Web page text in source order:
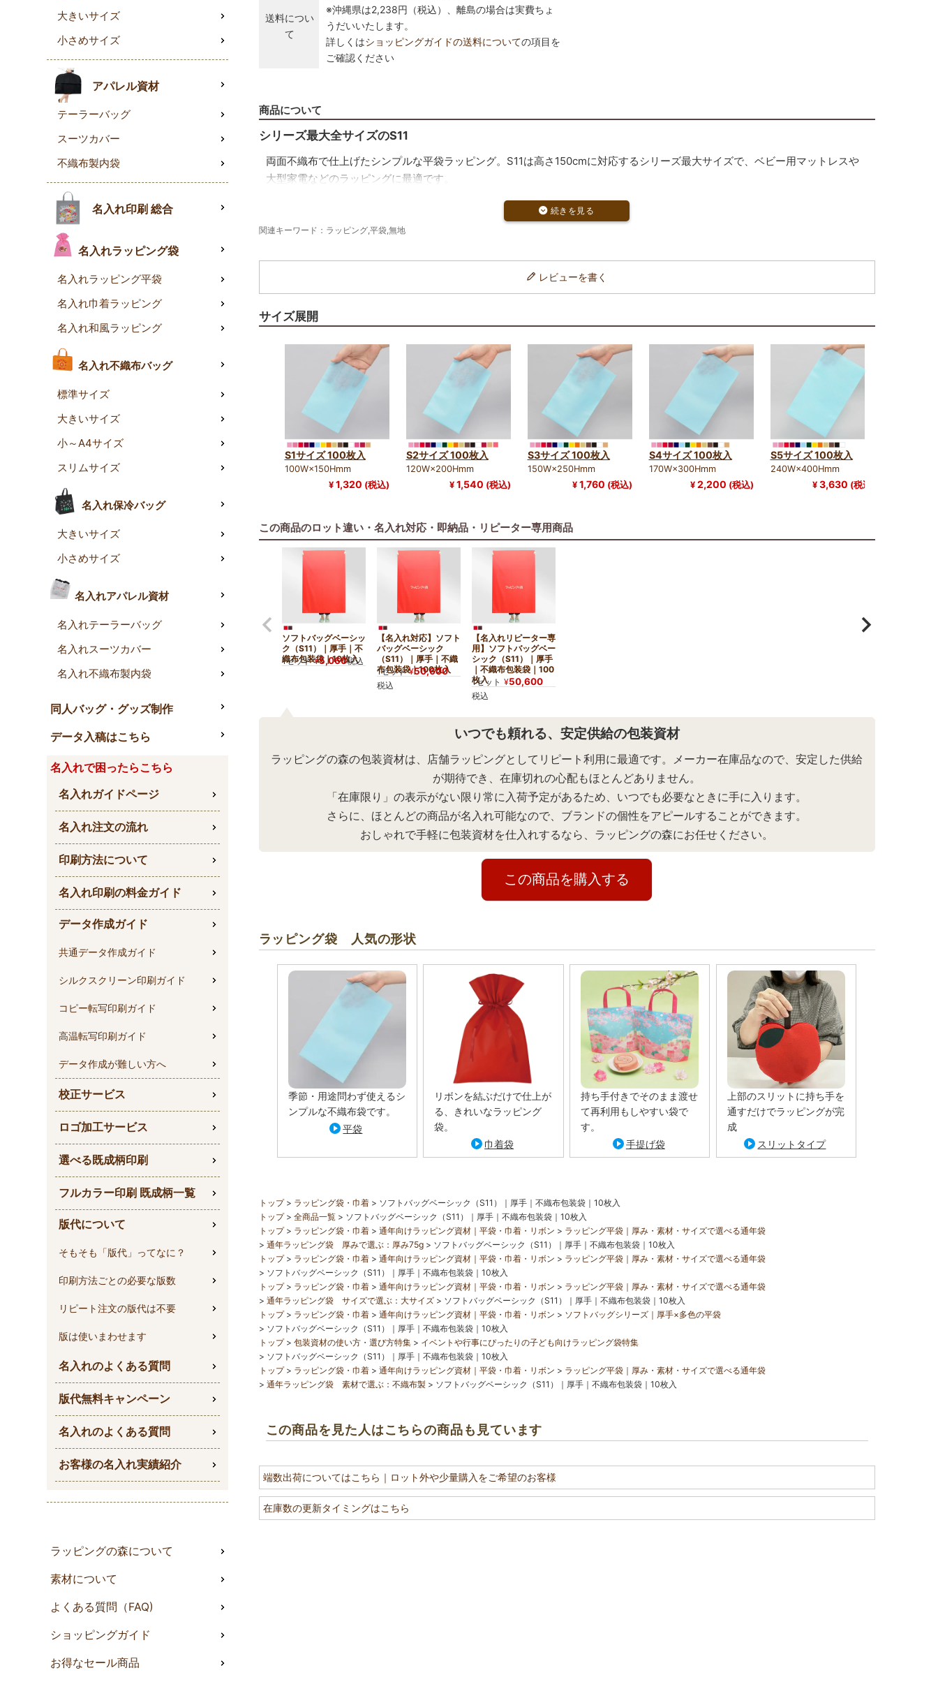
大きいサイズ
小さめサイズ
アパレル資材
テーラーバッグ
スーツカバー
不織布製内袋
名入れ印刷 総合
名入れラッピング袋
名入れラッピング平袋
名入れ巾着ラッピング
名入れ和風ラッピング
名入れ不織布バッグ
標準サイズ
大きいサイズ
小～A4サイズ
スリムサイズ
名入れ保冷バッグ
大きいサイズ
小さめサイズ
名入れアパレル資材
名入れテーラーバッグ
名入れスーツカバー
名入れ不織布製内袋
同人バッグ・グッズ制作
データ入稿はこちら
名入れで困ったらこちら
名入れガイドページ
名入れ注文の流れ
印刷方法について
名入れ印刷の料金ガイド
データ作成ガイド
共通データ作成ガイド
シルクスクリーン印刷ガイド
コピー転写印刷ガイド
高温転写印刷ガイド
データ作成が難しい方へ
校正サービス
ロゴ加工サービス
選べる既成柄印刷
フルカラー印刷 既成柄一覧
版代について
そもそも「版代」ってなに？
印刷方法ごとの必要な版数
リピート注文の版代は不要
版は使いまわせます
名入れのよくある質問
版代無料キャンペーン
名入れのよくある質問
お客様の名入れ実績紹介
ラッピングの森について
素材について
よくある質問（FAQ)
ショッピングガイド
お得なセール商品
送料につい
て
※沖縄県は2,238円（税込）、離島の場合は実費ちょ
うだいいたします。
詳しくはショッピングガイドの送料についての項目を
ご確認ください
商品について
シリーズ最大全サイズのS11
両面不織布で仕上げたシンプルな平袋ラッピング。S11は高さ150cmに対応するシリーズ最大サイズで、ベビー用マットレスや
大型家電などのラッピングに最適です。
丈夫で高級感のある厚手不織布を使用。大きなサイズでも安心して使える強度があり、日本製ならではの信頼感で大切なギフト
カットリボンやループタイで簡単にアレンジ可能。さらにブランド名やロゴを印刷すれば、オリジナル感のある販促アイテムと
しても活用できます。
関連キーワード：ラッピング,平袋,無地
レビューを書く
サイズ展開
S1サイズ 100枚入
100W×150Hmm
¥ 1,320 (税込)
S2サイズ 100枚入
120W×200Hmm
¥ 1,540 (税込)
S3サイズ 100枚入
150W×250Hmm
¥ 1,760 (税込)
S4サイズ 100枚入
170W×300Hmm
¥ 2,200 (税込)
S5サイズ 100枚入
240W×400Hmm
¥ 3,630 (税込)
この商品のロット違い・名入れ対応・即納品・リピーター専用商品
ソフトバッグベーシッ
ク（S11）｜厚手｜不
織布包装袋｜10枚入
1セット ¥5,060税込
【名入れ対応】ソフト
バッグベーシック
（S11）｜厚手｜不織
布包装袋｜100枚入
1セット ¥50,600
税込
【名入れリピーター専
用】ソフトバッグベー
シック（S11）｜厚手
｜不織布包装袋｜100
枚入
1セット ¥50,600
税込
いつでも頼れる、安定供給の包装資材
ラッピングの森の包装資材は、店舗ラッピングとしてリピート利用に最適です。メーカー在庫品なので、安定した供給
が期待でき、在庫切れの心配もほとんどありません。
「在庫限り」の表示がない限り常に入荷予定があるため、いつでも必要なときに手に入ります。
さらに、ほとんどの商品が名入れ可能なので、ブランドの個性をアピールすることができます。
おしゃれで手軽に包装資材を仕入れするなら、ラッピングの森にお任せください。
この商品を購入する
ラッピング袋 人気の形状
季節・用途問わず使えるシ
ンプルな不織布袋です。
平袋
リボンを結ぶだけで仕上が
る、きれいなラッピング
袋。
巾着袋
持ち手付きでそのまま渡せ
て再利用もしやすい袋で
す。
手提げ袋
上部のスリットに持ち手を
通すだけでラッピングが完
成
スリットタイプ
トップ ラッピング袋・巾着
ソフトバッグベーシック（S11）｜厚手｜不織布包装袋｜10枚入
トップ
全商品一覧
ソフトバッグベーシック（S11）｜厚手｜不織布包装袋｜10枚入
トップ
ラッピング袋・巾着 通年向けラッピング資材｜平袋・巾着・リボン
ラッピング平袋｜厚み・素材・サイズで選べる通年袋
通年ラッピング袋 厚みで選ぶ：厚み75g
ソフトバッグベーシック（S11）｜厚手｜不織布包装袋｜10枚入
トップ
ラッピング袋・巾着 通年向けラッピング資材｜平袋・巾着・リボン
ラッピング平袋｜厚み・素材・サイズで選べる通年袋
ソフトバッグベーシック（S11）｜厚手｜不織布包装袋｜10枚入
トップ
ラッピング袋・巾着 通年向けラッピング資材｜平袋・巾着・リボン
ラッピング平袋｜厚み・素材・サイズで選べる通年袋
通年ラッピング袋 サイズで選ぶ：大サイズ
ソフトバッグベーシック（S11）｜厚手｜不織布包装袋｜10枚入
トップ
ラッピング袋・巾着 通年向けラッピング資材｜平袋・巾着・リボン
ソフトバッグシリーズ｜厚手×多色の平袋
ソフトバッグベーシック（S11）｜厚手｜不織布包装袋｜10枚入
トップ
包装資材の使い方・選び方特集
イベントや行事にぴったりの子ども向けラッピング袋特集
ソフトバッグベーシック（S11）｜厚手｜不織布包装袋｜10枚入
トップ
ラッピング袋・巾着 通年向けラッピング資材｜平袋・巾着・リボン
ラッピング平袋｜厚み・素材・サイズで選べる通年袋
通年ラッピング袋 素材で選ぶ：不織布製
ソフトバッグベーシック（S11）｜厚手｜不織布包装袋｜10枚入
この商品を見た人はこちらの商品も見ています
端数出荷についてはこちら ｜ロット外や少量購入をご希望のお客様
在庫数の更新タイミングはこちら